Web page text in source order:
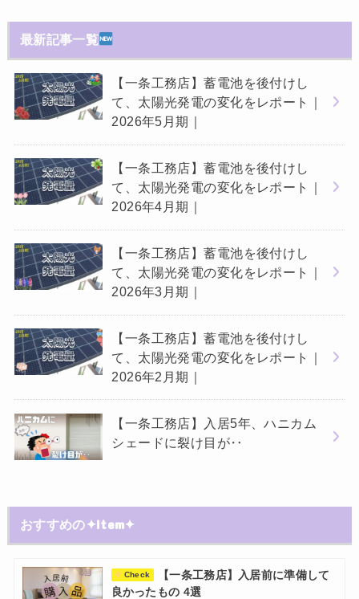
最新記事一覧
【一条工務店】蓄電池を後付けし
て、太陽光発電の変化をレポート｜
2026年5月期｜
【一条工務店】蓄電池を後付けし
て、太陽光発電の変化をレポート｜
2026年4月期｜
【一条工務店】蓄電池を後付けし
て、太陽光発電の変化をレポート｜
2026年3月期｜
【一条工務店】蓄電池を後付けし
て、太陽光発電の変化をレポート｜
2026年2月期｜
【一条工務店】入居5年、ハニカム
シェードに裂け目が‥
おすすめの✦Item✦
Check
【一条工務店】入居前に準備して
良かったもの 4選